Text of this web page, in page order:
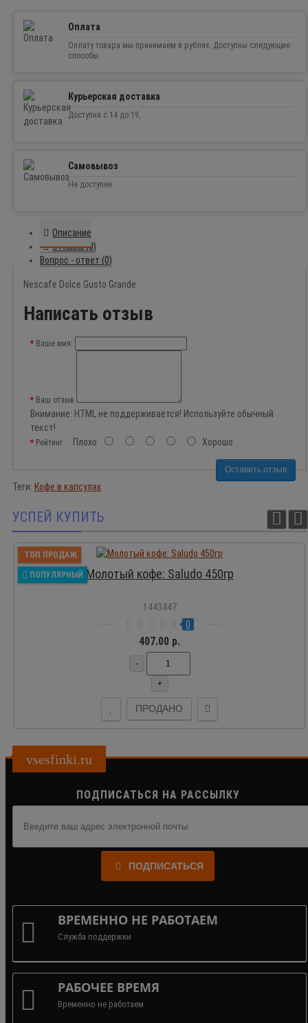
Оплата
Оплату товара мы принимаем в рублях. Доступны следующие
способы.
Курьерская доставка
Доступна с 14 до 19,
Самовывоз
Не доступен.
Описание
Отзывы (0)
Вопрос - ответ (0)
Nescafe Dolce Gusto Grande
Написать отзыв
Ваше имя:
Ваш отзыв
Внимание: HTML не поддерживается! Используйте обычный
текст!
Рейтинг Плохо Хорошо
Оставить отзыв
Теги: Кофе в капсулах
УСПЕЙ КУПИТЬ
ТОП ПРОДАЖ
ПОПУЛЯРНЫЙ Молотый кофе: Saludo 450гр
1443447
0
407.00 р.
-
+
ПРОДАНО
vsesfinki.ru
ПОДПИСАТЬСЯ НА РАССЫЛКУ
ПОДПИСАТЬСЯ
ВРЕМЕННО НЕ РАБОТАЕМ
Служба поддержки
РАБОЧЕЕ ВРЕМЯ
Временно не работаем